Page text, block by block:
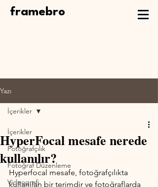
framebro
Yazı
İçerikler
Fotoğrafçılık
Fotoğraf Düzenleme
Videografi
İçerikler
HyperFocal mesafe nerede
kullanılır?
Hyperfocal mesafe, fotoğrafçılıkta
kullanılan bir terimdir ve fotoğraflarda